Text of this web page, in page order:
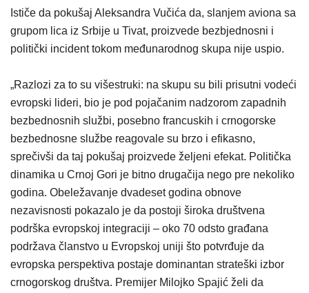
Ističe da pokušaj Aleksandra Vučića da, slanjem aviona sa
grupom lica iz Srbije u Tivat, proizvede bezbjednosni i
politički incident tokom međunarodnog skupa nije uspio.
„Razlozi za to su višestruki: na skupu su bili prisutni vodeći
evropski lideri, bio je pod pojačanim nadzorom zapadnih
bezbednosnih službi, posebno francuskih i crnogorske
bezbednosne službe reagovale su brzo i efikasno,
sprečivši da taj pokušaj proizvede željeni efekat. Politička
dinamika u Crnoj Gori je bitno drugačija nego pre nekoliko
godina. Obeležavanje dvadeset godina obnove
nezavisnosti pokazalo je da postoji široka društvena
podrška evropskoj integraciji – oko 70 odsto građana
podržava članstvo u Evropskoj uniji što potvrđuje da
evropska perspektiva postaje dominantan strateški izbor
crnogorskog društva. Premijer Milojko Spajić želi da